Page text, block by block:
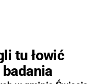
tu łowić
badania